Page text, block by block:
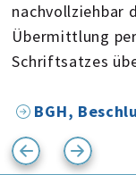
nachvollziehbar
Übermittlung
Schriftsatzes
BGH,